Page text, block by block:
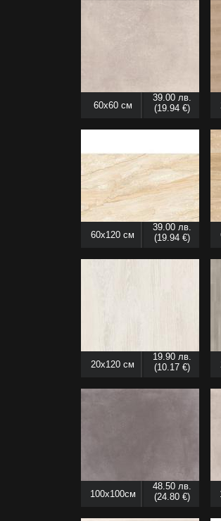
60x60 см
39.00 лв.
(19.94 €)
60x120 см
39.00 лв.
(19.94 €)
20x120 см
19.90 лв.
(10.17 €)
100x100см
48.50 лв.
(24.80 €)